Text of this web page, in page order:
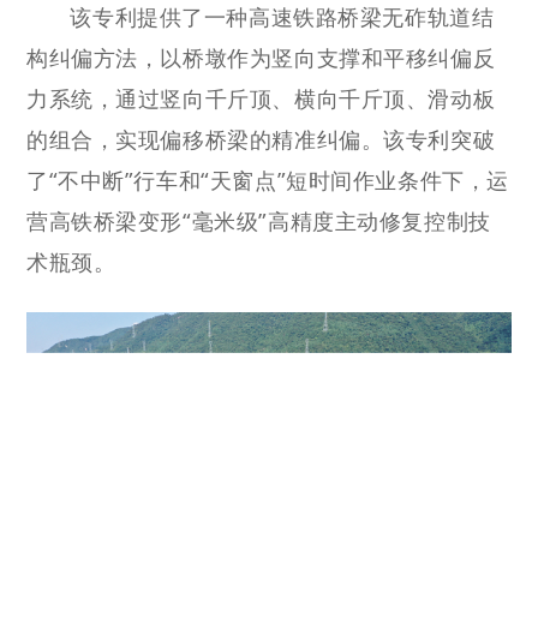
该专利提供了一种高速铁路桥梁无砟轨道结
构纠偏方法，以桥墩作为竖向支撑和平移纠偏反
力系统，通过竖向千斤顶、横向千斤顶、滑动板
的组合，实现偏移桥梁的精准纠偏。该专利突破
了“不中断”行车和“天窗点”短时间作业条件下，运
营高铁桥梁变形“毫米级”高精度主动修复控制技
术瓶颈。